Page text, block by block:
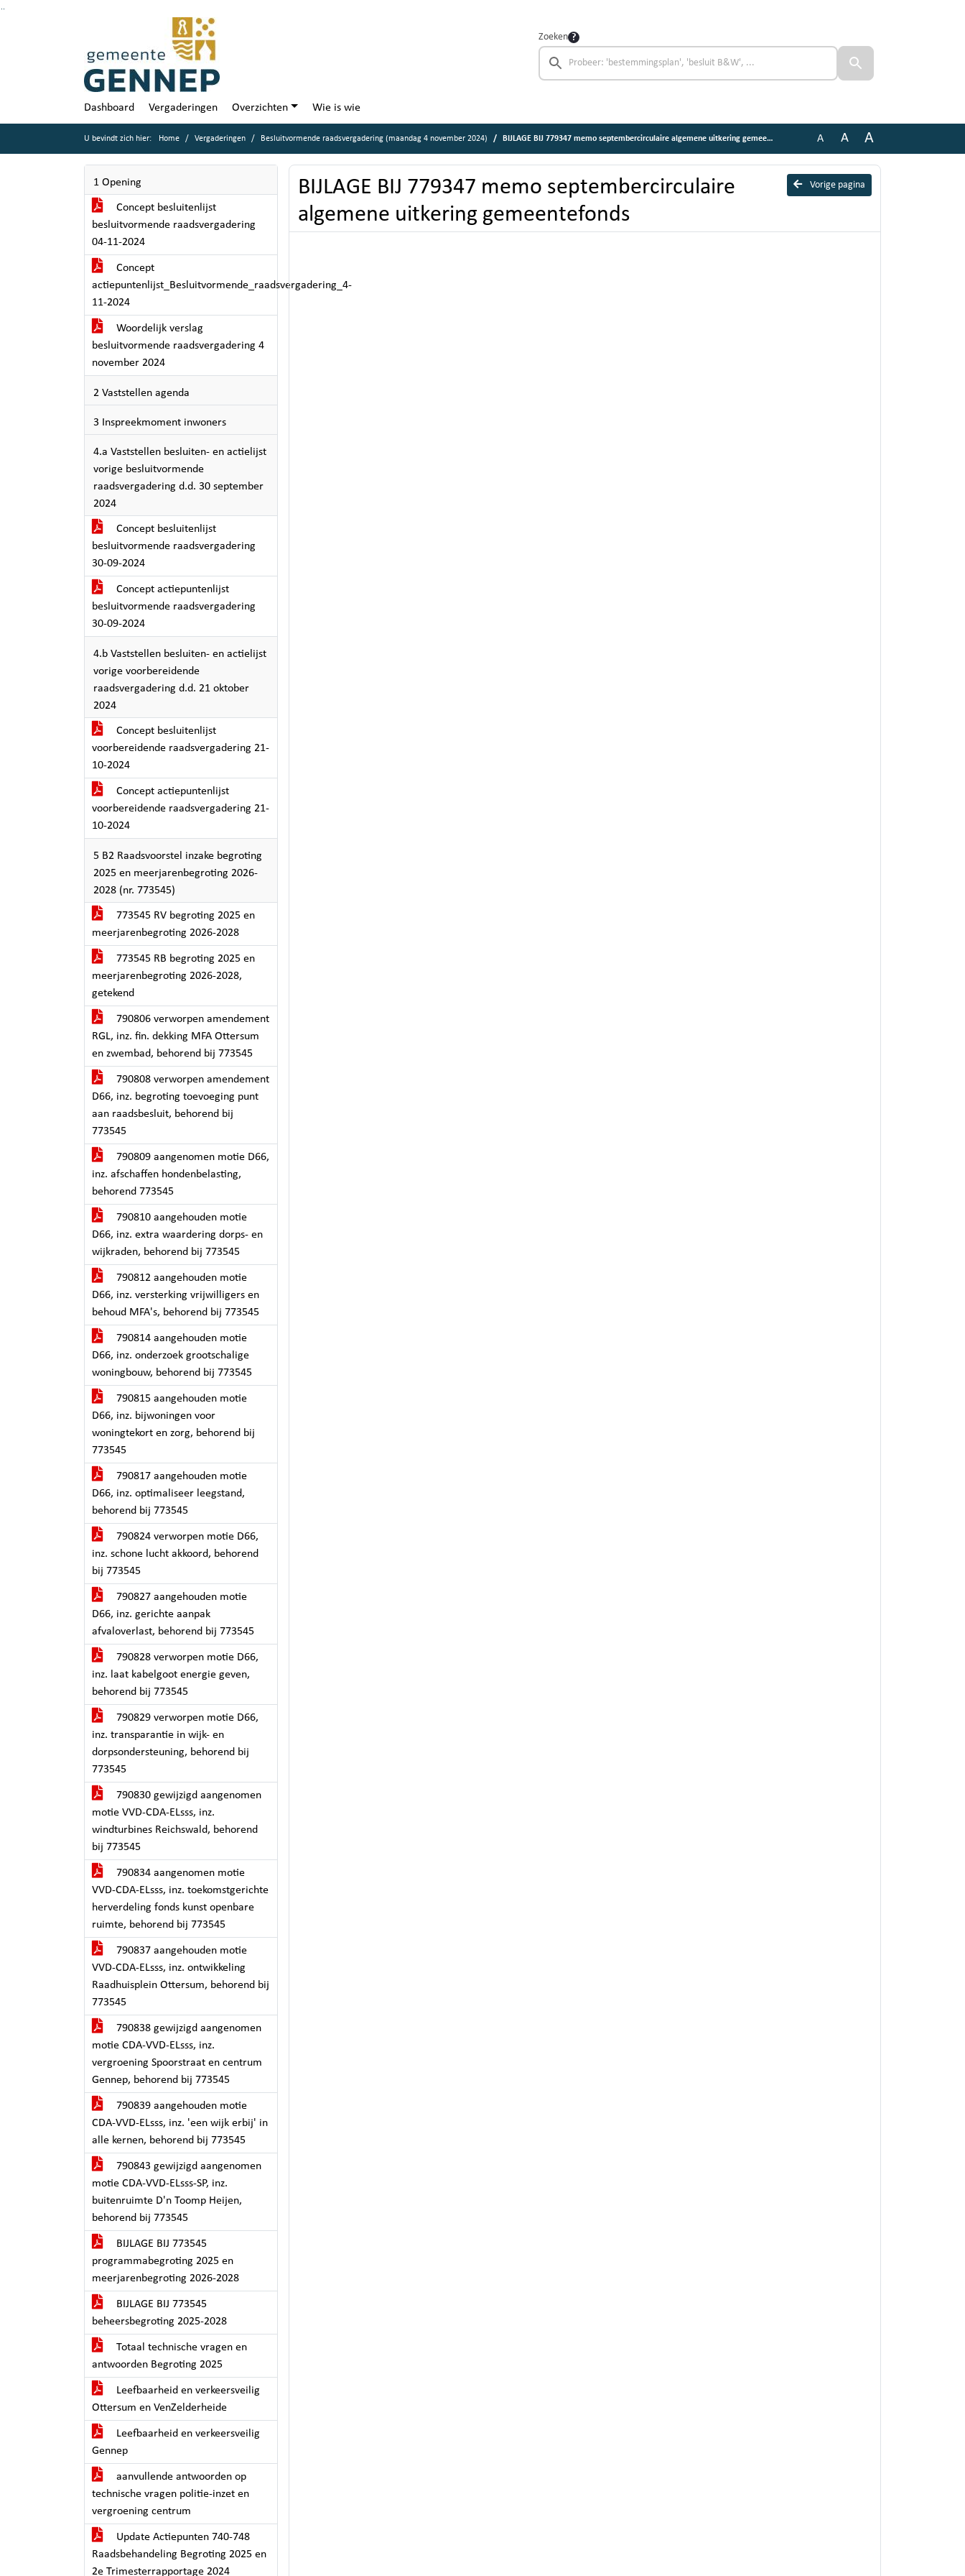
Zoeken
Dashboard Vergaderingen Overzichten Wie is wie
U bevindt zich hier: Home Vergaderingen Besluitvormende raadsvergadering (maandag 4 november 2024) BIJLAGE BIJ 779347 memo septembercirculaire algemene uitkering gemeentefonds A A A
1 Opening
Concept besluitenlijst
besluitvormende raadsvergadering
04-11-2024
Concept
actiepuntenlijst_Besluitvormende_raadsvergadering_4-
11-2024
Woordelijk verslag
besluitvormende raadsvergadering 4
november 2024
2 Vaststellen agenda
3 Inspreekmoment inwoners
4.a Vaststellen besluiten- en actielijst
vorige besluitvormende
raadsvergadering d.d. 30 september
2024
Concept besluitenlijst
besluitvormende raadsvergadering
30-09-2024
Concept actiepuntenlijst
besluitvormende raadsvergadering
30-09-2024
4.b Vaststellen besluiten- en actielijst
vorige voorbereidende
raadsvergadering d.d. 21 oktober
2024
Concept besluitenlijst
voorbereidende raadsvergadering 21-
10-2024
Concept actiepuntenlijst
voorbereidende raadsvergadering 21-
10-2024
5 B2 Raadsvoorstel inzake begroting
2025 en meerjarenbegroting 2026-
2028 (nr. 773545)
773545 RV begroting 2025 en
meerjarenbegroting 2026-2028
773545 RB begroting 2025 en
meerjarenbegroting 2026-2028,
getekend
790806 verworpen amendement
RGL, inz. fin. dekking MFA Ottersum
en zwembad, behorend bij 773545
790808 verworpen amendement
D66, inz. begroting toevoeging punt
aan raadsbesluit, behorend bij
773545
790809 aangenomen motie D66,
inz. afschaffen hondenbelasting,
behorend 773545
790810 aangehouden motie
D66, inz. extra waardering dorps- en
wijkraden, behorend bij 773545
790812 aangehouden motie
D66, inz. versterking vrijwilligers en
behoud MFA's, behorend bij 773545
790814 aangehouden motie
D66, inz. onderzoek grootschalige
woningbouw, behorend bij 773545
790815 aangehouden motie
D66, inz. bijwoningen voor
woningtekort en zorg, behorend bij
773545
790817 aangehouden motie
D66, inz. optimaliseer leegstand,
behorend bij 773545
790824 verworpen motie D66,
inz. schone lucht akkoord, behorend
bij 773545
790827 aangehouden motie
D66, inz. gerichte aanpak
afvaloverlast, behorend bij 773545
790828 verworpen motie D66,
inz. laat kabelgoot energie geven,
behorend bij 773545
790829 verworpen motie D66,
inz. transparantie in wijk- en
dorpsondersteuning, behorend bij
773545
790830 gewijzigd aangenomen
motie VVD-CDA-ELsss, inz.
windturbines Reichswald, behorend
bij 773545
790834 aangenomen motie
VVD-CDA-ELsss, inz. toekomstgerichte
herverdeling fonds kunst openbare
ruimte, behorend bij 773545
790837 aangehouden motie
VVD-CDA-ELsss, inz. ontwikkeling
Raadhuisplein Ottersum, behorend bij
773545
790838 gewijzigd aangenomen
motie CDA-VVD-ELsss, inz.
vergroening Spoorstraat en centrum
Gennep, behorend bij 773545
790839 aangehouden motie
CDA-VVD-ELsss, inz. 'een wijk erbij' in
alle kernen, behorend bij 773545
790843 gewijzigd aangenomen
motie CDA-VVD-ELsss-SP, inz.
buitenruimte D'n Toomp Heijen,
behorend bij 773545
BIJLAGE BIJ 773545
programmabegroting 2025 en
meerjarenbegroting 2026-2028
BIJLAGE BIJ 773545
beheersbegroting 2025-2028
Totaal technische vragen en
antwoorden Begroting 2025
Leefbaarheid en verkeersveilig
Ottersum en VenZelderheide
Leefbaarheid en verkeersveilig
Gennep
aanvullende antwoorden op
technische vragen politie-inzet en
vergroening centrum
Update Actiepunten 740-748
Raadsbehandeling Begroting 2025 en
2e Trimesterrapportage 2024
Vorige pagina
BIJLAGE BIJ 779347 memo septembercirculaire
algemene uitkering gemeentefonds